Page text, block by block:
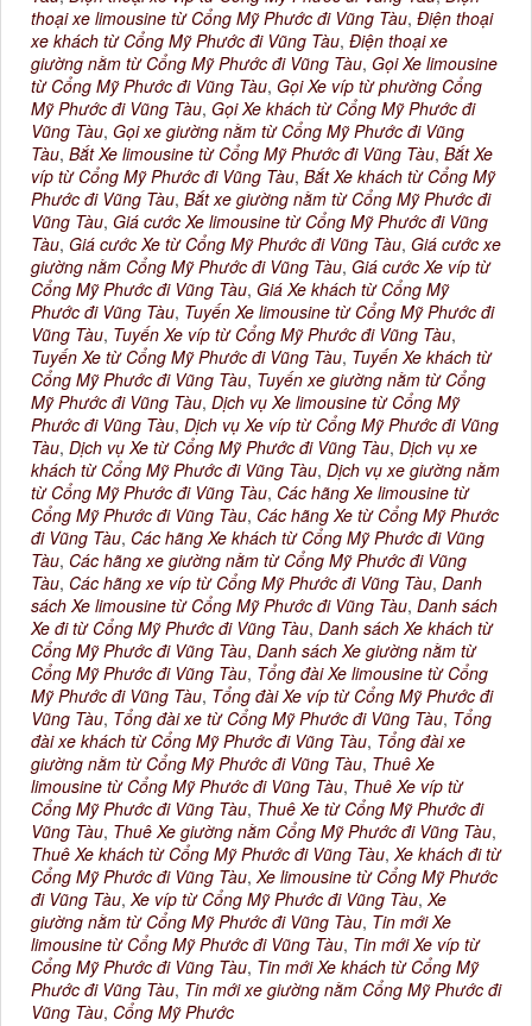
thoại xe limousine từ Cổng Mỹ Phước đi Vũng Tàu, Điện thoại
xe khách từ Cổng Mỹ Phước đi Vũng Tàu, Điện thoại xe
giường nằm từ Cổng Mỹ Phước đi Vũng Tàu, Gọi Xe limousine
từ Cổng Mỹ Phước đi Vũng Tàu, Gọi Xe víp từ phường Cổng
Mỹ Phước đi Vũng Tàu, Gọi Xe khách từ Cổng Mỹ Phước đi
Vũng Tàu, Gọi xe giường nằm từ Cổng Mỹ Phước đi Vũng
Tàu, Bắt Xe limousine từ Cổng Mỹ Phước đi Vũng Tàu, Bắt Xe
víp từ Cổng Mỹ Phước đi Vũng Tàu, Bắt Xe khách từ Cổng Mỹ
Phước đi Vũng Tàu, Bắt xe giường nằm từ Cổng Mỹ Phước đi
Vũng Tàu, Giá cước Xe limousine từ Cổng Mỹ Phước đi Vũng
Tàu, Giá cước Xe từ Cổng Mỹ Phước đi Vũng Tàu, Giá cước xe
giường nằm Cổng Mỹ Phước đi Vũng Tàu, Giá cước Xe víp từ
Cổng Mỹ Phước đi Vũng Tàu, Giá Xe khách từ Cổng Mỹ
Phước đi Vũng Tàu, Tuyến Xe limousine từ Cổng Mỹ Phước đi
Vũng Tàu, Tuyến Xe víp từ Cổng Mỹ Phước đi Vũng Tàu,
Tuyến Xe từ Cổng Mỹ Phước đi Vũng Tàu, Tuyến Xe khách từ
Cổng Mỹ Phước đi Vũng Tàu, Tuyến xe giường nằm từ Cổng
Mỹ Phước đi Vũng Tàu, Dịch vụ Xe limousine từ Cổng Mỹ
Phước đi Vũng Tàu, Dịch vụ Xe víp từ Cổng Mỹ Phước đi Vũng
Tàu, Dịch vụ Xe từ Cổng Mỹ Phước đi Vũng Tàu, Dịch vụ xe
khách từ Cổng Mỹ Phước đi Vũng Tàu, Dịch vụ xe giường nằm
từ Cổng Mỹ Phước đi Vũng Tàu, Các hãng Xe limousine từ
Cổng Mỹ Phước đi Vũng Tàu, Các hãng Xe từ Cổng Mỹ Phước
đi Vũng Tàu, Các hãng Xe khách từ Cổng Mỹ Phước đi Vũng
Tàu, Các hãng xe giường nằm từ Cổng Mỹ Phước đi Vũng
Tàu, Các hãng xe víp từ Cổng Mỹ Phước đi Vũng Tàu, Danh
sách Xe limousine từ Cổng Mỹ Phước đi Vũng Tàu, Danh sách
Xe đi từ Cổng Mỹ Phước đi Vũng Tàu, Danh sách Xe khách từ
Cổng Mỹ Phước đi Vũng Tàu, Danh sách Xe giường nằm từ
Cổng Mỹ Phước đi Vũng Tàu, Tổng đài Xe limousine từ Cổng
Mỹ Phước đi Vũng Tàu, Tổng đài Xe víp từ Cổng Mỹ Phước đi
Vũng Tàu, Tổng đài xe từ Cổng Mỹ Phước đi Vũng Tàu, Tổng
đài xe khách từ Cổng Mỹ Phước đi Vũng Tàu, Tổng đài xe
giường nằm từ Cổng Mỹ Phước đi Vũng Tàu, Thuê Xe
limousine từ Cổng Mỹ Phước đi Vũng Tàu, Thuê Xe víp từ
Cổng Mỹ Phước đi Vũng Tàu, Thuê Xe từ Cổng Mỹ Phước đi
Vũng Tàu, Thuê Xe giường nằm Cổng Mỹ Phước đi Vũng Tàu,
Thuê Xe khách từ Cổng Mỹ Phước đi Vũng Tàu,Xe khách đi từ
Cổng Mỹ Phước đi Vũng Tàu,Xe limousine từ Cổng Mỹ Phước
đi Vũng Tàu,Xe víp từ Cổng Mỹ Phước đi Vũng Tàu,Xe
giường nằm từ Cổng Mỹ Phước đi Vũng Tàu, Tin mới Xe
limousine từ Cổng Mỹ Phước đi Vũng Tàu, Tin mới Xe víp từ
Cổng Mỹ Phước đi Vũng Tàu, Tin mới Xe khách từ Cổng Mỹ
Phước đi Vũng Tàu, Tin mới xe giường nằm Cổng Mỹ Phước đi
Vũng Tàu, Cổng Mỹ Phước